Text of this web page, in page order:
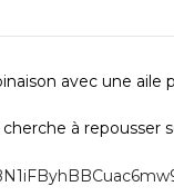
avec une
à repousser